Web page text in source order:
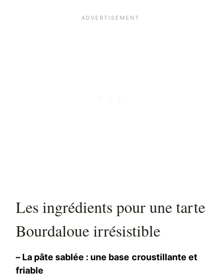
Les ingrédients pour une tarte
Bourdaloue irrésistible
– La pâte sablée : une base croustillante et
friable